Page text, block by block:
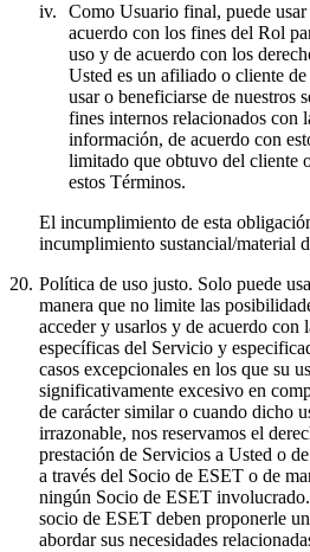
iv.
Como Usuario final, puede
acuerdo con los fines del Rol
uso y de acuerdo con los
Usted es un afiliado o cliente
usar o beneficiarse de nuestros
fines internos relacionados con
información, de acuerdo con
limitado que obtuvo del cliente
estos Términos.
El incumplimiento de esta
incumplimiento sustancial/material
20. Política de uso justo. Solo puede
manera que no limite las
acceder y usarlos y de acuerdo con
específicas del Servicio y
casos excepcionales en los que su
significativamente excesivo en
de carácter similar o cuando dicho
irrazonable, nos reservamos el
prestación de Servicios a Usted o
a través del Socio de ESET o de
ningún Socio de ESET
socio de ESET deben proponerle
abordar sus necesidades